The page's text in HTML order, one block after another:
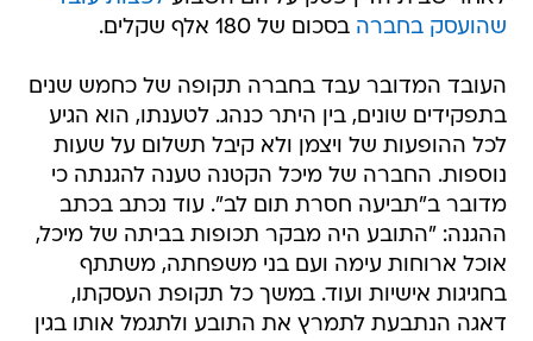
שהועסק בחברה בסכום של 180 אלף שקלים.
העובד המדובר עבד בחברה תקופה של כחמש שנים
בתפקידים שונים, בין היתר כנהג. לטענתו, הוא הגיע
לכל ההופעות של ויצמן ולא קיבל תשלום על שעות
נוספות. החברה של מיכל הקטנה טענה להגנתה כי
מדובר ב"תביעה חסרת תום לב". עוד נכתב בכתב
ההגנה: "התובע ‏היה מבקר תכופות בביתה של מיכל,
אוכל ארוחות עימה ‏ועם בני משפחתה, משתתף
בחגיגות אישיות ‏ועוד. במשך כל תקופת העסקתו,
דאגה הנתבעת ‏לתמרץ את התובע ולתגמל אותו ‏בגין